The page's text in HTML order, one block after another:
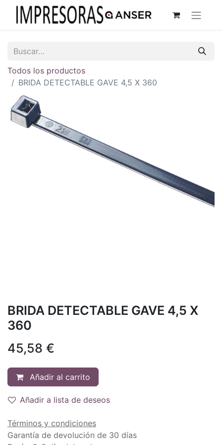
Todos los productos
BRIDA DETECTABLE GAVE 4,5 X 360
BRIDA DETECTABLE GAVE 4,5 X
360
45,58 €
Añadir al carrito
Añadir a lista de deseos
Términos y condiciones
Garantía de devolución de 30 días